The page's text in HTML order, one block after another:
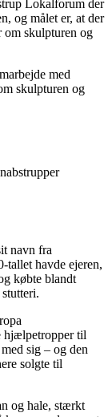
Lokalforum der
og målet er, at der
om skulpturen og
med
skulpturen og
navn fra
tallet havde ejeren,
købte blandt
hjælpetropper til
sig – og den
solgte til
og hale, stærkt